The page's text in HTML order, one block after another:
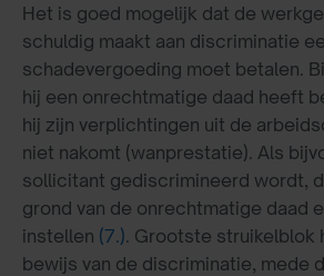
Het is goed mogelijk dat de
schuldig maakt aan discriminatie
schadevergoeding moet betalen.
hij een onrechtmatige daad heeft
hij zijn verplichtingen uit de
niet nakomt (wanprestatie). Als
sollicitant gediscrimineerd wordt,
grond van de onrechtmatige daad
instellen (7.). Grootste struikelblok
bewijs van de discriminatie, mede